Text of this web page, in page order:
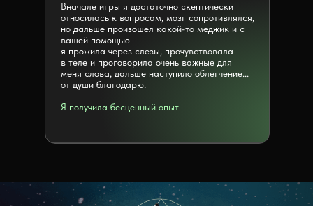
Вначале игры я достаточно скептически
относилась к вопросам, мозг сопротивлялся,
но дальше произошел какой-то меджик и с
вашей помощью
я прожила через слезы, прочувствовала
в теле и проговорила очень важные для
меня слова, дальше наступило облегчение...
от души благодарю.
Я получила бесценный опыт